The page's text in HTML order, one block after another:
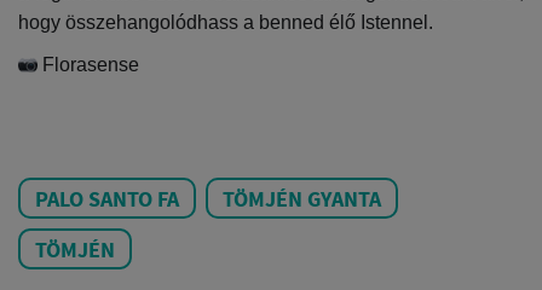
hogy összehangolódhass a benned élő Istennel.
Florasense
PALO SANTO FA
TÖMJÉN GYANTA
TÖMJÉN